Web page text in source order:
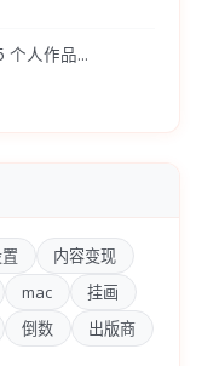
个人作品...
内容变现
mac
挂画
倒数
出版商